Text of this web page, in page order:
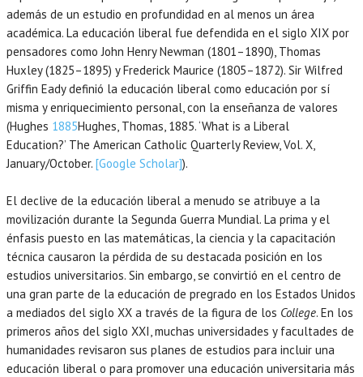
además de un estudio en profundidad en al menos un área
académica. La educación liberal fue defendida en el siglo XIX por
pensadores como John Henry Newman (1801–1890), Thomas
Huxley (1825–1895) y Frederick Maurice (1805–1872). Sir Wilfred
Griffin Eady definió la educación liberal como educación por sí
misma y enriquecimiento personal, con la enseñanza de valores
(Hughes 1885Hughes, Thomas, 1885.‘What is a Liberal
Education?’ The American Catholic Quarterly Review, Vol. X,
January/October. [Google Scholar]).
El declive de la educación liberal a menudo se atribuye a la
movilización durante la Segunda Guerra Mundial. La prima y el
énfasis puesto en las matemáticas, la ciencia y la capacitación
técnica causaron la pérdida de su destacada posición en los
estudios universitarios. Sin embargo, se convirtió en el centro de
una gran parte de la educación de pregrado en los Estados Unidos
a mediados del siglo XX a través de la figura de los College. En los
primeros años del siglo XXI, muchas universidades y facultades de
humanidades revisaron sus planes de estudios para incluir una
educación liberal o para promover una educación universitaria más